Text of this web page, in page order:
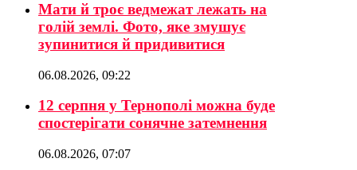
Мати й троє ведмежат лежать на
голій землі. Фото, яке змушує
зупинитися й придивитися
06.08.2026, 09:22
12 серпня у Тернополі можна буде
спостерігати сонячне затемнення
06.08.2026, 07:07